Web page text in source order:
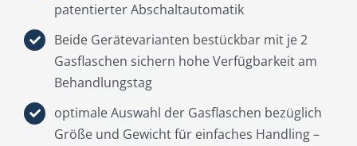
patentierter Abschaltautomatik
Beide Gerätevarianten bestückbar mit je 2
Gasflaschen sichern hohe Verfügbarkeit am
Behandlungstag
optimale Auswahl der Gasflaschen bezüglich
Größe und Gewicht für einfaches Handling –